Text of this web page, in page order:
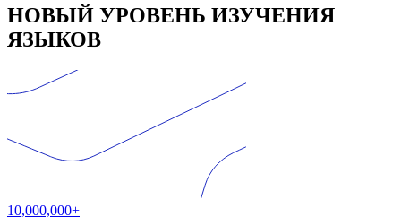
НОВЫЙ УРОВЕНЬ ИЗУЧЕНИЯ
ЯЗЫКОВ
10,000,000+